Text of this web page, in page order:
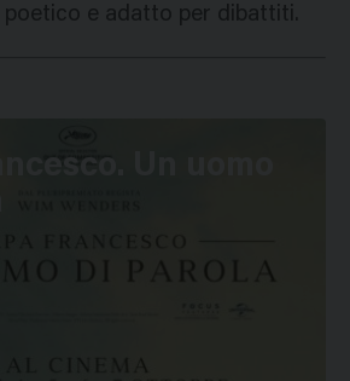
poetico e adatto per dibattiti.
Un uomo